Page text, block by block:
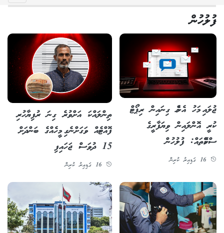
ފުލުހުން
ޖުލައި މަހު އެންމެ ގިނައިން ރިޕޯޓް
ކުރީ އޮންލައިން ވިޔަފާރީގެ
ސްކޭމްތައް: ފުލުހުން
16 ގަޑިއިރު ކުރިން
ތިންލައްކަ އަށްވުރެ ގިނަ ރުފިޔާހުރި
ފޮއްޓެއް ވަގަށްނެގި މީހެއްގެ ބަންދަށް
15 ދުވަސް ޖަހައިފި
16 ގަޑިއިރު ކުރިން